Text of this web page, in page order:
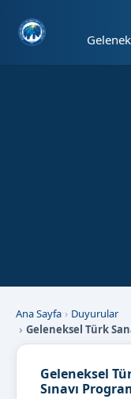
Ana Sayfa
Duyurular
Geleneksel Türk
Geleneksel
Sınavı